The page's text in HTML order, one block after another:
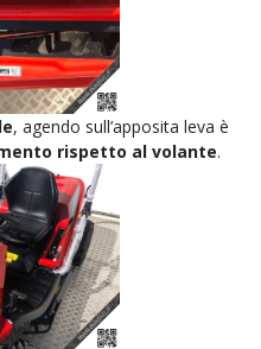
, agendo sull’apposita leva è
rispetto al volante.